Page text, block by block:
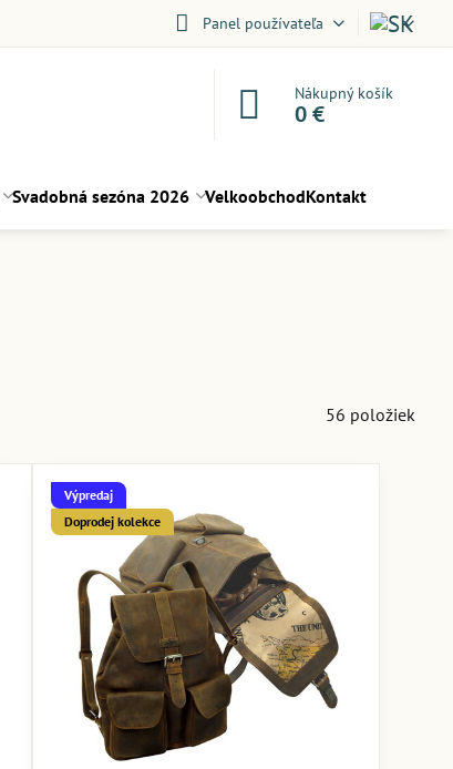
Panel používateľa
Nákupný košík
0 €
Svadobná sezóna 2026 VelkoobchodKontakt
56 položiek
Výpredaj
Doprodej kolekce